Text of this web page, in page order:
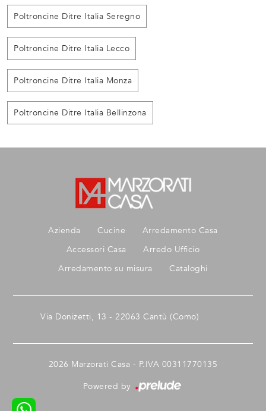
Poltroncine Ditre Italia Seregno
Poltroncine Ditre Italia Lecco
Poltroncine Ditre Italia Monza
Poltroncine Ditre Italia Bellinzona
Azienda Cucine
Arredamento Casa
Accessori Casa
Arredo Ufficio
Arredamento su misura
Cataloghi
Via Donizetti, 13 - 22063 Cantù (Como)
2026 Marzorati Casa - P.IVA 00311770135
Powered by